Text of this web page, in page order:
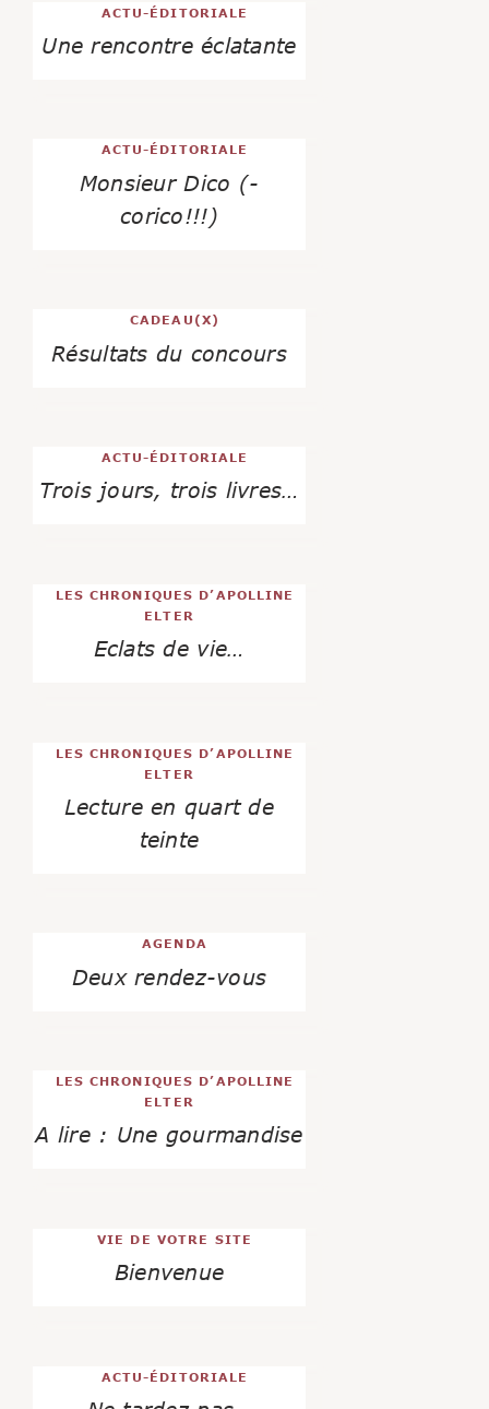
ACTU-ÉDITORIALE
Une rencontre éclatante
ACTU-ÉDITORIALE
Monsieur Dico (-
corico!!!)
CADEAU(X)
Résultats du concours
ACTU-ÉDITORIALE
Trois jours, trois livres…
LES CHRONIQUES D’APOLLINE
ELTER
Eclats de vie…
LES CHRONIQUES D’APOLLINE
ELTER
Lecture en quart de
teinte
AGENDA
Deux rendez-vous
LES CHRONIQUES D’APOLLINE
ELTER
A lire : Une gourmandise
VIE DE VOTRE SITE
Bienvenue
ACTU-ÉDITORIALE